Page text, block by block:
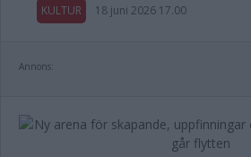
KULTUR 18 juni 2026 17.00
Annons: